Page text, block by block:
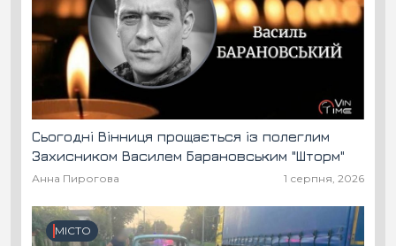
Сьогодні Вінниця прощається із полеглим
Захисником Василем Барановським "Шторм"
Анна Пирогова 1 серпня, 2026
МІСТО